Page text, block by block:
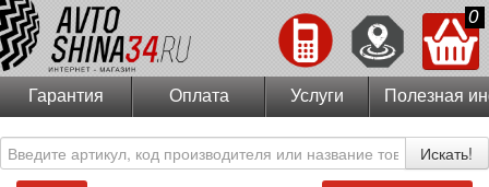
0
Гарантия Оплата Услуги Полезная
Искать!